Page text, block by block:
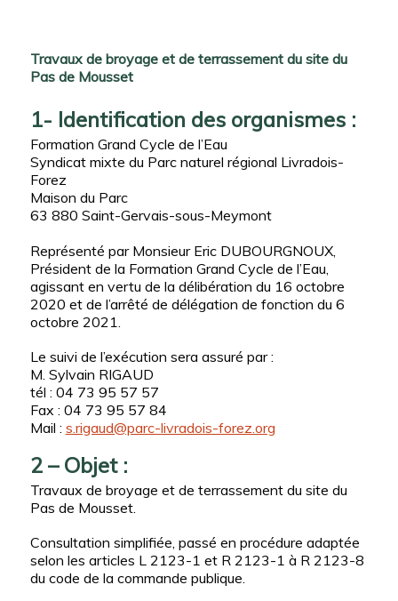
Travaux de broyage et de terrassement du site du
Pas de Mousset
1- Identification des organismes :
Formation Grand Cycle de l’Eau
Syndicat mixte du Parc naturel régional Livradois-
Forez
Maison du Parc
63 880 Saint-Gervais-sous-Meymont
Représenté par Monsieur Eric DUBOURGNOUX,
Président de la Formation Grand Cycle de l’Eau,
agissant en vertu de la délibération du 16 octobre
2020 et de l’arrêté de délégation de fonction du 6
octobre 2021.
Le suivi de l’exécution sera assuré par :
M. Sylvain RIGAUD
tél : 04 73 95 57 57
Fax : 04 73 95 57 84
Mail : s.rigaud@parc-livradois-forez.org
2 – Objet :
Travaux de broyage et de terrassement du site du
Pas de Mousset.
Consultation simplifiée, passé en procédure adaptée
selon les articles L 2123-1 et R 2123-1 à R 2123-8
du code de la commande publique.